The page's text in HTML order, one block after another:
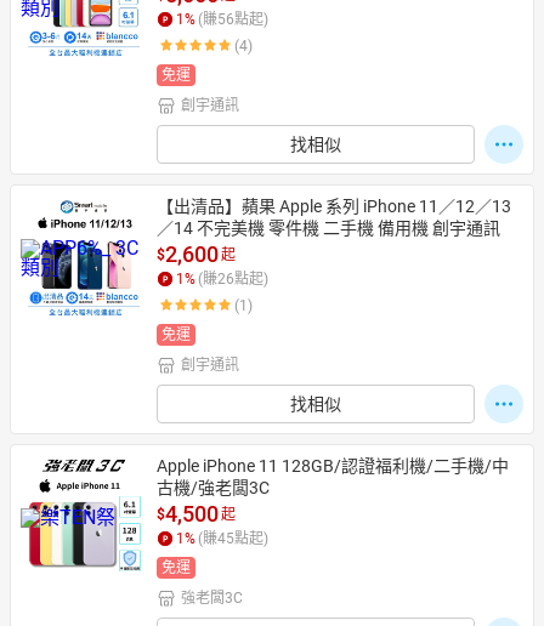
1 % (賺56點起)
(4)
免運
創宇通訊
找相似
【出清品】蘋果 Apple 系列 iPhone 11／12／13
／14 不完美機 零件機 二手機 備用機 創宇通訊
$2,600起
1 % (賺26點起)
(1)
免運
創宇通訊
找相似
Apple iPhone 11 128GB/認證福利機/二手機/中
古機/強老闆3C
$4,500起
1 % (賺45點起)
免運
強老闆3C